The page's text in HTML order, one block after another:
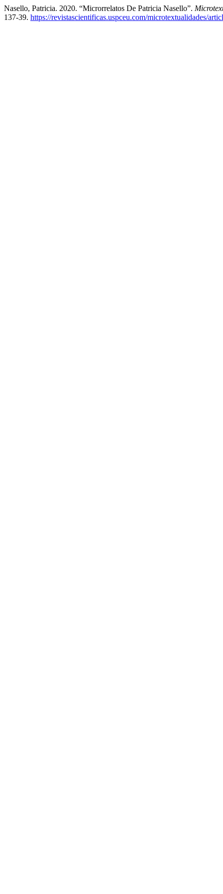
Nasello, Patricia. 2020. “Microrrelatos De Patricia Nasello”.
137-39. https://revistascientificas.uspceu.com/microtextualidades/